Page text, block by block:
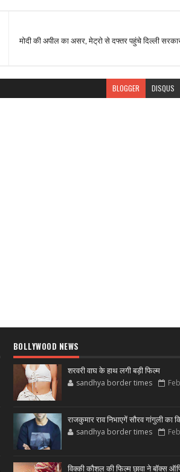
मोदी की अपील का असर, मेट्रो से दफ्तर पहुंचे दिल्ली
BLOGGER DISQUS
BOLLYWOOD NEWS
शरवरी वाघ के हाथ लगी बड़ी फिल्म
sandhya border times
राजकुमार राव निभाएगें सौरव गांगुली का
sandhya border times
विक्की कौशल की फिल्म छावा ने बॉक्स